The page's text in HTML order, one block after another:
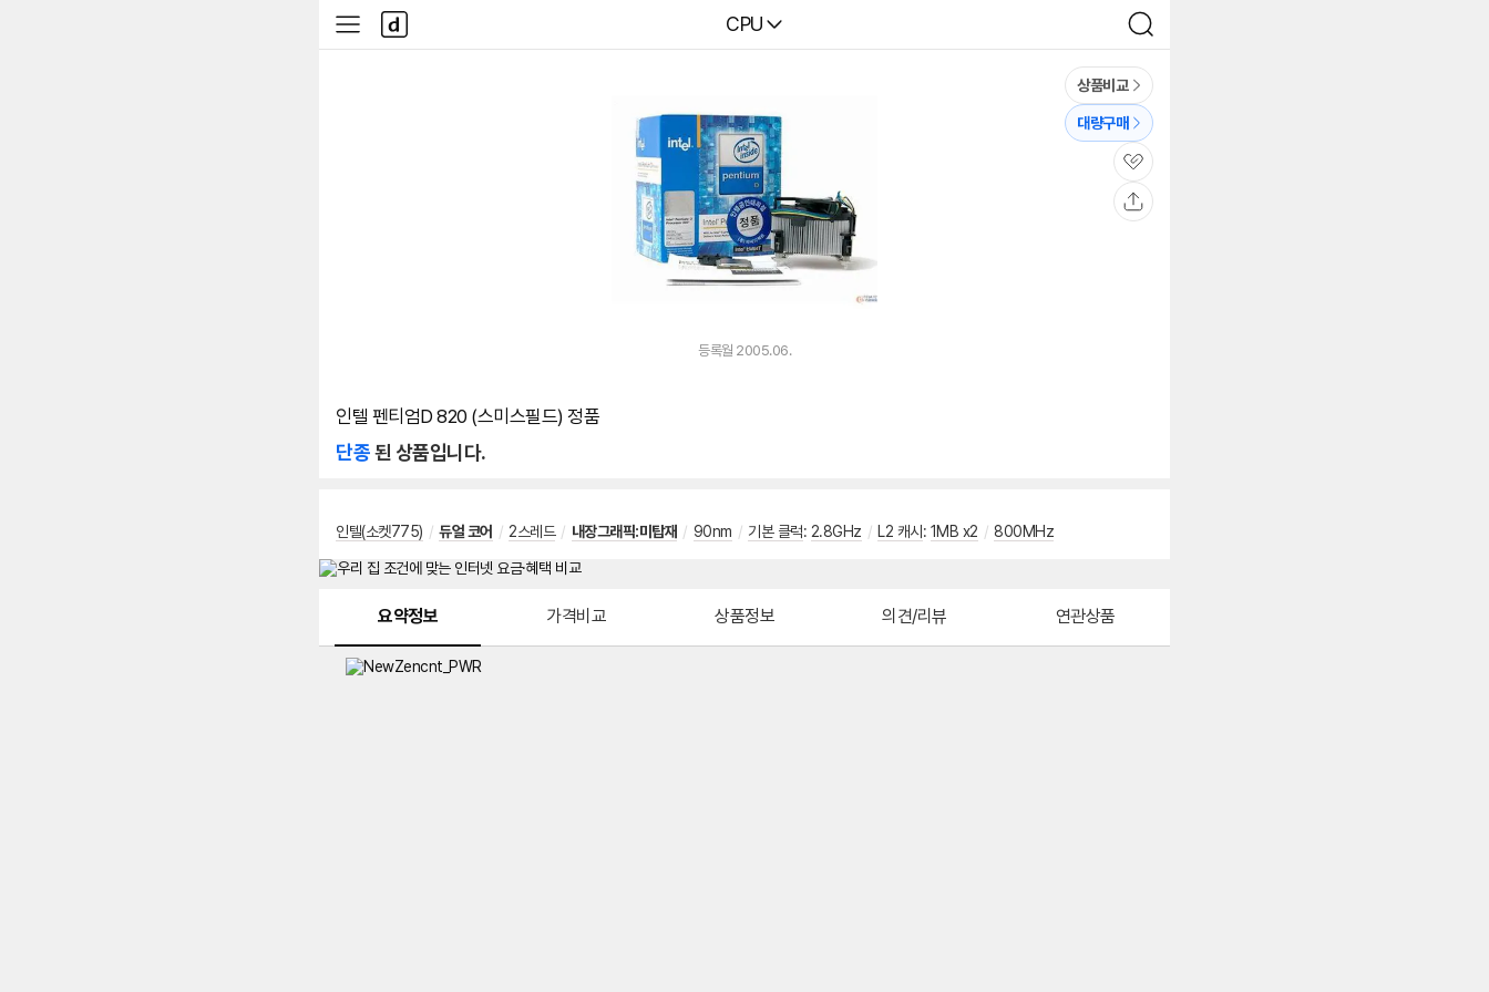
다나와
CPU
검
색
사
이
다
나
와
상품비교
대량구매
관
심
등록월 2005.06.
인텔 펜티엄D 820 (스미스필드) 정품
단종된 상품입니다.
인텔(소켓775) / 듀얼 코어 / 2스레드 / 내장그래픽:미탑재 / 90nm / 기본 클럭: 2.8GHz / L2 캐시 : 1MB x2 / 800MHz
요약정보 가격비교 상품정보 의견/리뷰 연관상품